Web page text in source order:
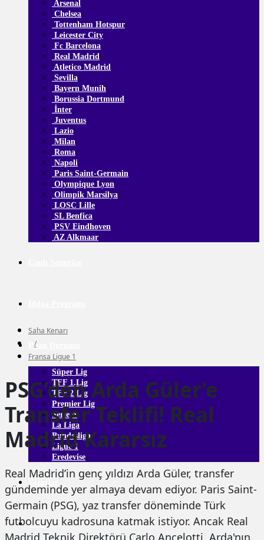
Arsenal
Chelsea
Tottenham Hotspur
Leicester City
Fc Barcelona
Real Madrid
Atletico Madrid
Sevilla
Bayern Munih
Borussia Dortmund
İnter
Juventus
Lazio
Milan
Roma
Napoli
Paris Saint-Germain
Olympique Lyon
Olimpik Marsilya
LOSC Lille
SL Benfica
PSV Eindhoven
AZ Alkmaar
Puan Durumu
Süper Lig
TFF 1.Lig
TFF 2.Lig
Premier Lig
Serie A
La Liga
Bundesliga
Ligue 1
Eredevise
Galeri
Saha Kenarı
/
Fransa Ligue 1
PSG’den Arda Güler’e
Transfer Teklifi! Real
Madrid Kararsız
Real Madrid’in genç yıldızı Arda Güler, transfer
gündeminde yer almaya devam ediyor. Paris Saint-
Germain (PSG), yaz transfer döneminde Türk
futbolcuyu kadrosuna katmak istiyor. Ancak Real
Madrid Teknik Direktörü Carlo Ancelotti, Arda'nın